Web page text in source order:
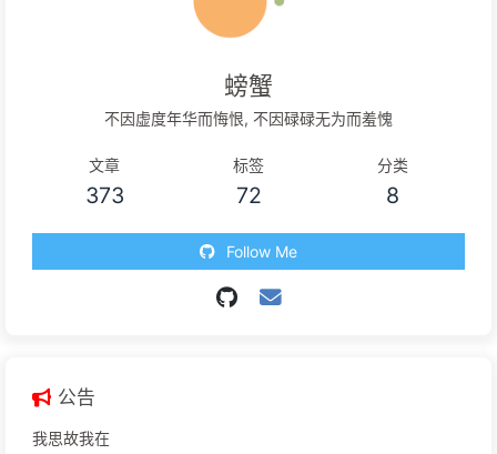
螃蟹
不因虚度年华而悔恨, 不因碌碌无为而羞愧
文章
373
标签
72
分类
8
Follow Me
公告
我思故我在